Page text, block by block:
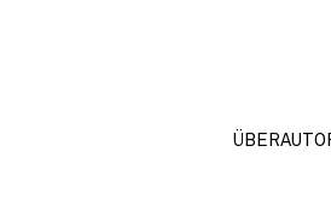
ÜBER